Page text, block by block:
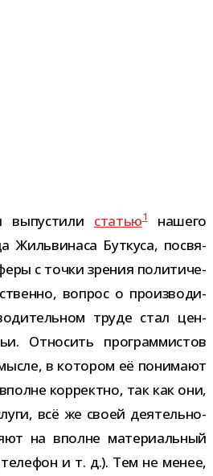
выпу­стили ста­тью1нашего
Жильвинаса Буткуса, посвя­
с точки зре­ния поли­ти­че­
вопрос о про­из­во­ди­
труде стал цен­
Относить про­грам­ми­стов
в кото­ром её пони­мают
кор­ректно, так как они,
всё же своей дея­тель­но­
на вполне мате­ри­аль­ный
и т. д.). Тем не менее,